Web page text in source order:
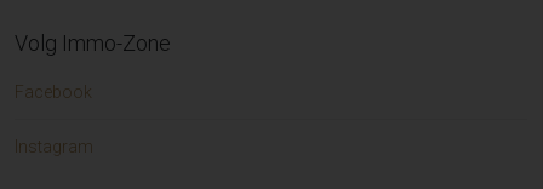
Volg Immo-Zone
Facebook
Instagram